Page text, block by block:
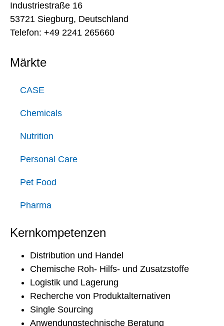
Industriestraße 16
53721 Siegburg, Deutschland
Telefon: +49 2241 265660
Märkte
CASE
Chemicals
Nutrition
Personal Care
Pet Food
Pharma
Kernkompetenzen
Distribution und Handel
Chemische Roh- Hilfs- und Zusatzstoffe
Logistik und Lagerung
Recherche von Produktalternativen
Single Sourcing
Anwendungstechnische Beratung